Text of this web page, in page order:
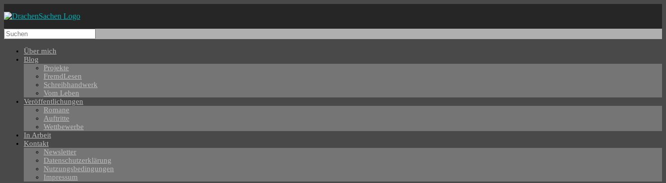
Über mich
Blog
Projekte
FremdLesen
Schreibhandwerk
Vom Leben
Veröffentlichungen
Romane
Auftritte
Wettbewerbe
In Arbeit
Kontakt
Newsletter
Datenschutzerklärung
Nutzungsbedingungen
Impressum